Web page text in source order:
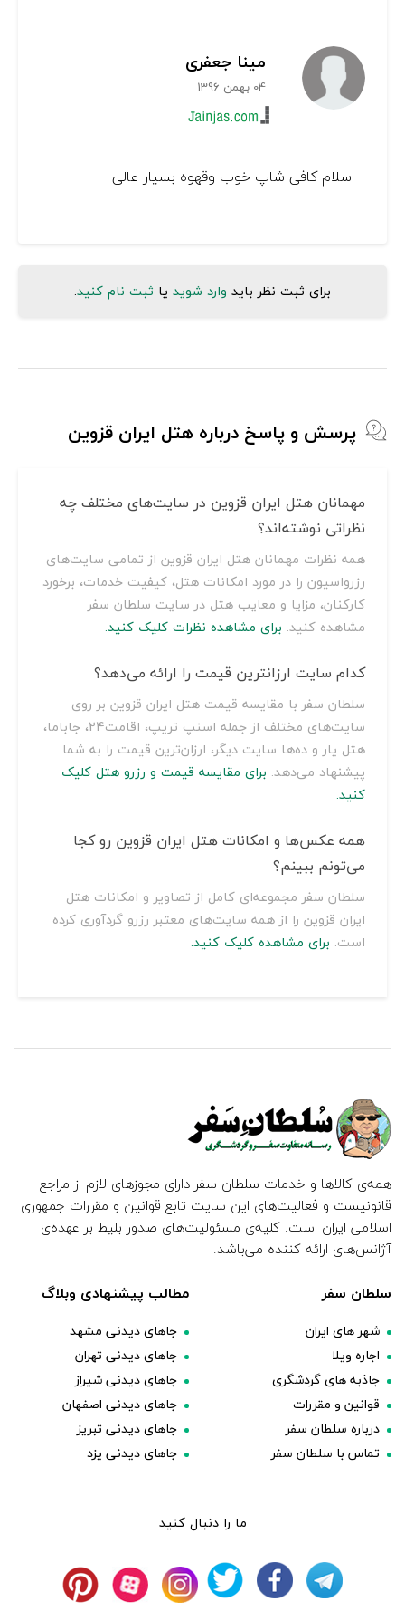
مینا جعفری
04 بهمن 1396
سلام کافی شاپ خوب وقهوه بسیار عالی
برای ثبت نظر باید وارد شوید یا ثبت نام کنید.
پرسش و پاسخ درباره هتل ایران قزوین
مهمانان هتل ایران قزوین در سایت‌های مختلف چه
نظراتی نوشته‌اند؟
همه نظرات مهمانان هتل ایران قزوین از تمامی سایت‌های
رزرواسیون را در مورد امکانات هتل، کیفیت خدمات، برخورد
کارکنان، مزایا و معایب هتل در سایت سلطان سفر
مشاهده کنید. برای مشاهده نظرات کلیک کنید.
کدام سایت ارزانترین قیمت را ارائه می‌دهد؟
سلطان سفر با مقایسه قیمت هتل ایران قزوین بر روی
سایت‌های مختلف از جمله اسنپ تریپ، اقامت24، جاباما،
هتل یار و ده‌ها سایت دیگر، ارزان‌ترین قیمت را به شما
پیشنهاد می‌دهد. برای مقایسه قیمت و رزرو هتل کلیک
کنید.
همه عکس‌ها و امکانات هتل ایران قزوین رو کجا
می‌تونم ببینم؟
سلطان سفر مجموعه‌ای کامل از تصاویر و امکانات هتل
ایران قزوین را از همه سایت‌های معتبر رزرو گردآوری کرده
است. برای مشاهده کلیک کنید.
همه‌ی کالاها و خدمات سلطان سفر دارای مجوزهای لازم از مراجع
قانونیست و فعالیت‌های این سایت تابع قوانین و مقررات جمهوری
اسلامی ایران است. کلیه‌ی مسئولیت‌های صدور بلیط بر عهده‌ی
آژانس‌های ارائه کننده می‌باشد.
سلطان سفر
شهر های ایران
اجاره ویلا
جاذبه های گردشگری
قوانین و مقررات
درباره سلطان سفر
تماس با سلطان سفر
مطالب پیشنهادی وبلاگ
جاهای دیدنی مشهد
جاهای دیدنی تهران
جاهای دیدنی شیراز
جاهای دیدنی اصفهان
جاهای دیدنی تبریز
جاهای دیدنی یزد
ما را دنبال کنید